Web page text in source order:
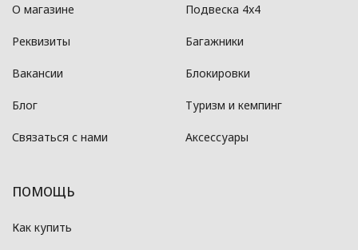
О магазине
Реквизиты
Вакансии
Блог
Связаться с нами
Подвеска 4x4
Багажники
Блокировки
Туризм и кемпинг
Аксессуары
ПОМОЩЬ
Как купить